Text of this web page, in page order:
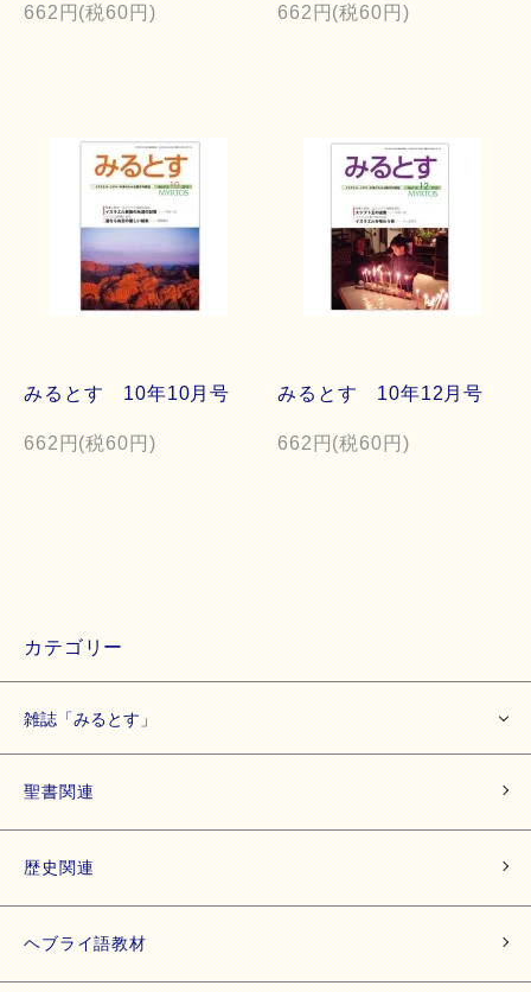
662円(税60円) 662円(税60円)
みるとす 10年10月号
662円(税60円)
みるとす 10年12月号
662円(税60円)
カテゴリー
雑誌「みるとす」
聖書関連
歴史関連
ヘブライ語教材